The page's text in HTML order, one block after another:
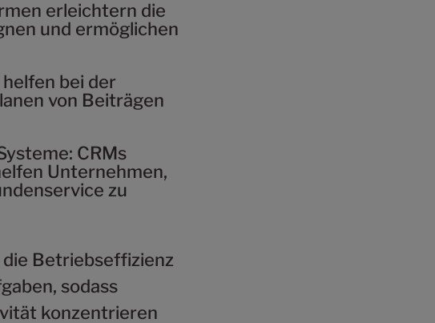
erleichtern die
und ermöglichen
helfen bei der
von Beiträgen
CRMs
Unternehmen,
zu
Betriebseffizienz
sodass
konzentrieren